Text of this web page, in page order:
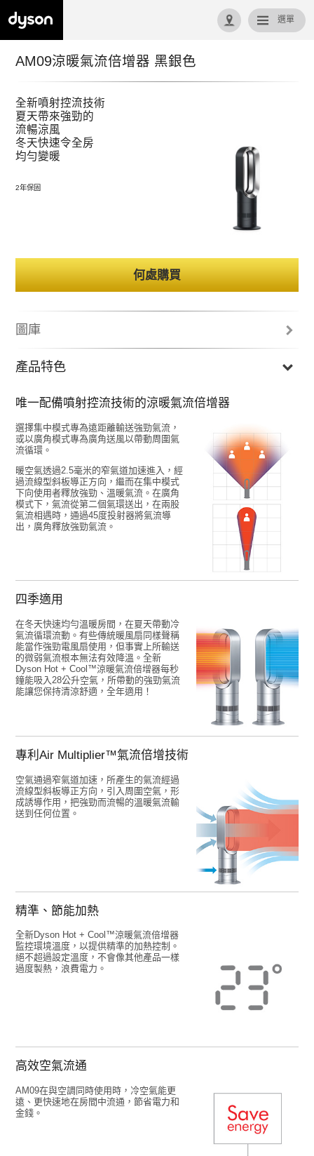
選單
回首頁
AM09涼暖氣流倍增器 黑銀色
全新噴射控流技術
夏天帶來強勁的
流暢涼風
冬天快速令全房
均勻變暖
2年保固
何處購買
圖庫
Previous
產品特色
唯一配備噴射控流技術的涼暖氣流倍增器
選擇集中模式專為遠距離輸送強勁氣流，
或以廣角模式專為廣角送風以帶動周圍氣
流循環。
暖空氣透過2.5毫米的窄氣道加速進入，經
過流線型斜板導正方向，繼而在集中模式
下向使用者釋放強勁、溫暖氣流。在廣角
模式下，氣流從第二個氣環送出，在兩股
氣流相遇時，通過45度投射器將氣流導
出，廣角釋放強勁氣流。
四季適用
在冬天快速均勻溫暖房間，在夏天帶動冷
氣流循環流動。有些傳統暖風扇同樣聲稱
能當作強勁電風扇使用，但事實上所輸送
的微弱氣流根本無法有效降溫。全新
Dyson Hot + Cool™涼暖氣流倍增器每秒
鐘能吸入28公升空氣，所帶動的強勁氣流
能讓您保持清涼舒適，全年適用！
專利Air Multiplier™氣流倍增技術
空氣通過窄氣道加速，所產生的氣流經過
流線型斜板導正方向，引入周圍空氣，形
成誘導作用，把強勁而流暢的溫暖氣流輸
送到任何位置。
精準、節能加熱
全新Dyson Hot + Cool™涼暖氣流倍增器
監控環境溫度，以提供精準的加熱控制。
絕不超過設定溫度，不會像其他產品一樣
過度製熱，浪費電力。
高效空氣流通
AM09在與空調同時使用時，冷空氣能更
遠、更快速地在房間中流通，節省電力和
金錢。